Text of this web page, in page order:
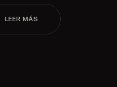
LEER MÁS